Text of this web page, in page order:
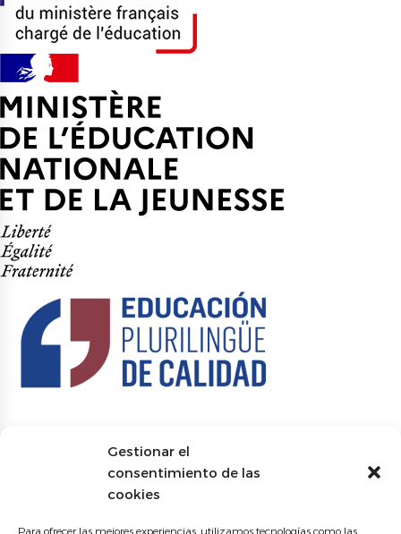
Gestionar el
consentimiento de las
cookies
Para ofrecer las mejores experiencias, utilizamos tecnologías como las